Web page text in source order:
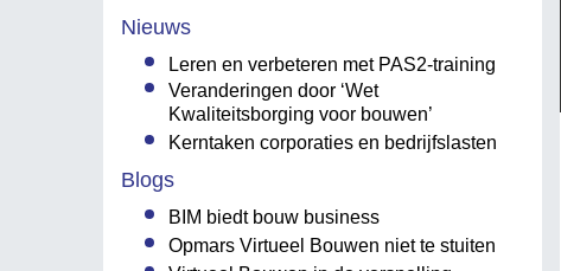
Nieuws
Leren en verbeteren met PAS2-training
Veranderingen door ‘Wet
Kwaliteitsborging voor bouwen’
Kerntaken corporaties en bedrijfslasten
Blogs
BIM biedt bouw business
Opmars Virtueel Bouwen niet te stuiten